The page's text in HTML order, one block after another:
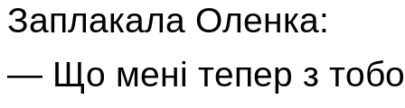
Заплакала Оленка:
— Що мені тепер з